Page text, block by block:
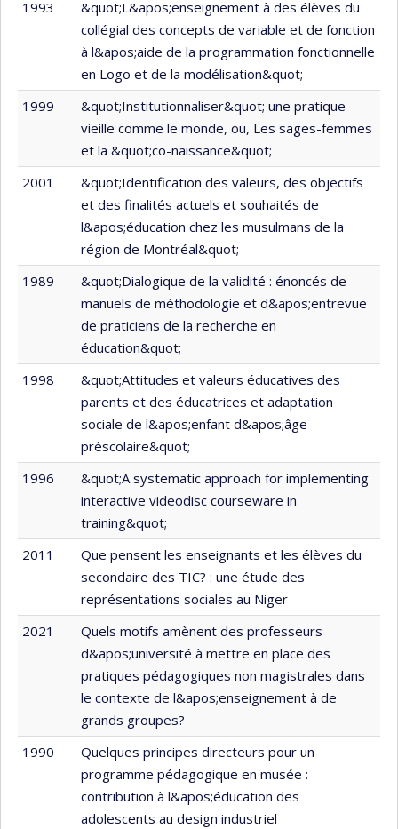
1993
&quot;L&apos;enseignement à des élèves du
collégial des concepts de variable et de fonction
à l&apos;aide de la programmation fonctionnelle
en Logo et de la modélisation&quot;
1999
&quot;Institutionnaliser&quot; une pratique
vieille comme le monde, ou, Les sages-femmes
et la &quot;co-naissance&quot;
2001
&quot;Identification des valeurs, des objectifs
et des finalités actuels et souhaités de
l&apos;éducation chez les musulmans de la
région de Montréal&quot;
1989
&quot;Dialogique de la validité : énoncés de
manuels de méthodologie et d&apos;entrevue
de praticiens de la recherche en
éducation&quot;
1998
&quot;Attitudes et valeurs éducatives des
parents et des éducatrices et adaptation
sociale de l&apos;enfant d&apos;âge
préscolaire&quot;
1996
&quot;A systematic approach for implementing
interactive videodisc courseware in
training&quot;
2011
Que pensent les enseignants et les élèves du
secondaire des TIC? : une étude des
représentations sociales au Niger
2021
Quels motifs amènent des professeurs
d&apos;université à mettre en place des
pratiques pédagogiques non magistrales dans
le contexte de l&apos;enseignement à de
grands groupes?
1990
Quelques principes directeurs pour un
programme pédagogique en musée :
contribution à l&apos;éducation des
adolescents au design industriel